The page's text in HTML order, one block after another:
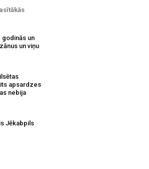
godinās un
un viņu
apsardzes
nebija
Jēkabpils